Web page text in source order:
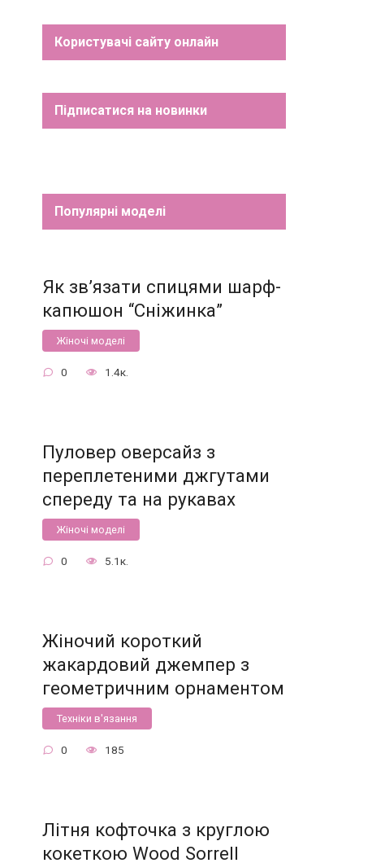
Користувачі сайту онлайн
Підписатися на новинки
Популярні моделі
Як зв’язати спицями шарф-
капюшон “Сніжинка”
Жіночі моделі
0 1.4к.
Пуловер оверсайз з
переплетеними джгутами
спереду та на рукавах
Жіночі моделі
0 5.1к.
Жіночий короткий
жакардовий джемпер з
геометричним орнаментом
Техніки в'язання
0 185
Літня кофточка з круглою
кокеткою Wood Sorrell